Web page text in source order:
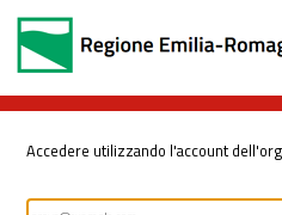
Accedere utilizzando l'account